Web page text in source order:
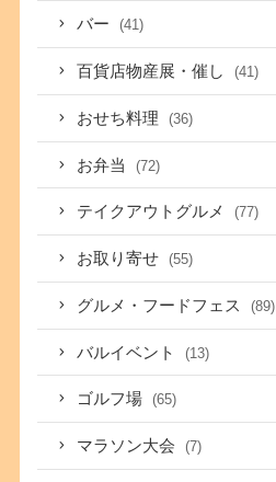
バー (41)
百貨店物産展・催し (41)
おせち料理 (36)
お弁当 (72)
テイクアウトグルメ (77)
お取り寄せ (55)
グルメ・フードフェス (89)
バルイベント (13)
ゴルフ場 (65)
マラソン大会 (7)